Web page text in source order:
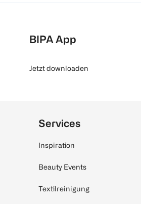
BIPA App
Jetzt downloaden
Services
Inspiration
Beauty Events
Textilreinigung